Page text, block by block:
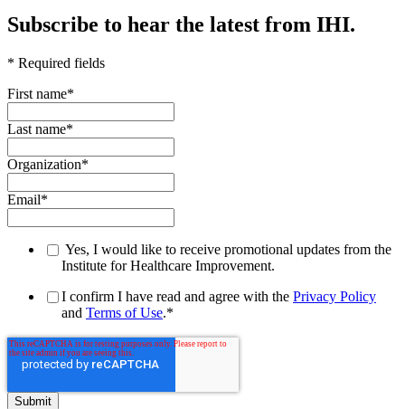
Subscribe to hear the latest from IHI.
* Required fields
First name*
Last name*
Organization*
Email*
Yes, I would like to receive promotional updates from the
Institute for Healthcare Improvement.
I confirm I have read and agree with the Privacy Policy
and Terms of Use.*